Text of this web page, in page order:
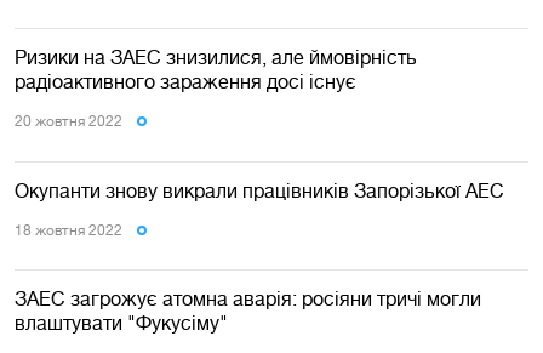
Ризики на ЗАЕС знизилися, але ймовірність
радіоактивного зараження досі існує
20 жовтня 2022
Окупанти знову викрали працівників Запорізької АЕС
18 жовтня 2022
ЗАЕС загрожує атомна аварія: росіяни тричі могли
влаштувати "Фукусіму"